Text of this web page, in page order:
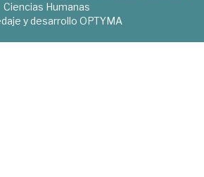
Ciencias Humanas
y desarrollo OPTYMA